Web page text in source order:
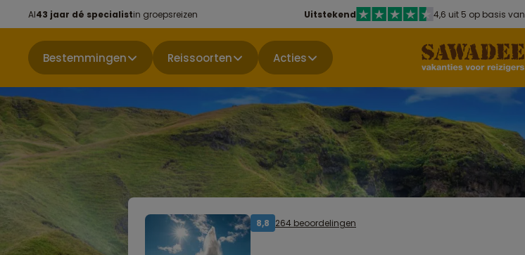
Al43 jaar dé specialistin groepsreizen Uitstekend 4,6 uit 5 op basis van
Bestemmingen Reissoorten Acties
8,8 264 beoordelingen